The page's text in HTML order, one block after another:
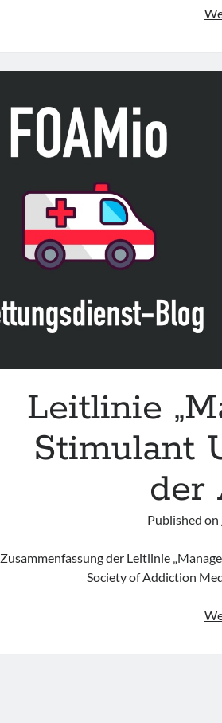
Leitlinie
Stimulant
der
Published on
Zusammenfassung der Leitlinie
Society of Addiction